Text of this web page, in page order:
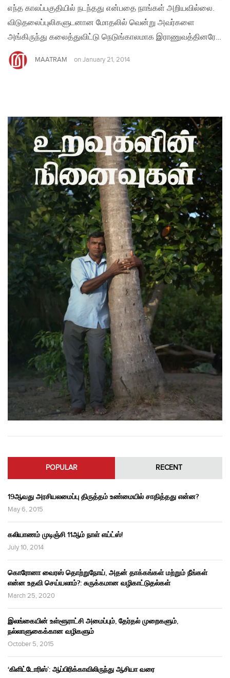
எந்த காலப்பகுதியில் நடந்தது என்பதை நாங்கள் அறியவில்லை.
விடுதலைப்புலிகளுடனான மோதலில் வென்று அவர்களை
அங்கிருந்து கலைத்துவிட்டு நெடுங்காலமாக இராணுவத்தினரே…
MAATRAM on January 21, 2014
POPULAR RECENT
19ஆவது அரசியலமைப்பு திருத்தம் உண்மையில் சாதித்தது என்ன?
May 6, 2015
கலியாணம் முடிஞ்சி 11ஆம் நாள் எய்ட்ஸ்!
July 10, 2014
கொரோனா வைரஸ் தொற்றுநோய், அதன் தாக்கங்கள் மற்றும் நீங்கள்
என்ன உதவி செய்யலாம்?: சுருக்கமான வழிகாட்டுதல்கள்
March 25, 2020
இலங்கையின் உள்ளூராட்சி அமைப்பும், தேர்தல் முறைகளும்,
நல்லாளுகைக்கான வழிகளும்
October 5, 2015
‘கிளிட்டோரிஸ்’: ஆப்பிரிக்காவிலிருந்து ஆசியா வரை